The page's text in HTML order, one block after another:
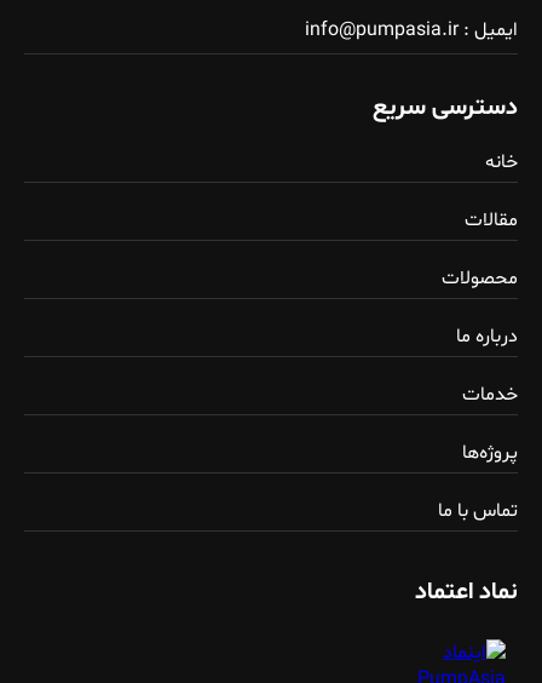
ایمیل : info@pumpasia.ir
دسترسی سریع
خانه
مقالات
محصولات
درباره ما
خدمات
پروژه‌ها
تماس با ما
نماد اعتماد